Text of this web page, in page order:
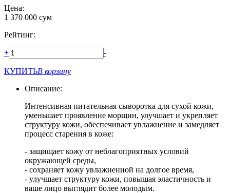
Цена:
1 370 000 сум
Рейтинг:
+ -
КУПИТЬВ корзину
Описание:
Интенсивная питательная сыворотка для сухой кожи,
уменьшает проявление морщин, улучшает и укрепляет
структуру кожи, обеспечивает увлажнение и замедляет
процесс старения в коже:
- защищает кожу от неблагоприятных условий
окружающей среды,
- сохраняет кожу увлажненной на долгое время,
- улучшает структуру кожи, повышая эластичность и
ваше лицо выглядит более молодым.